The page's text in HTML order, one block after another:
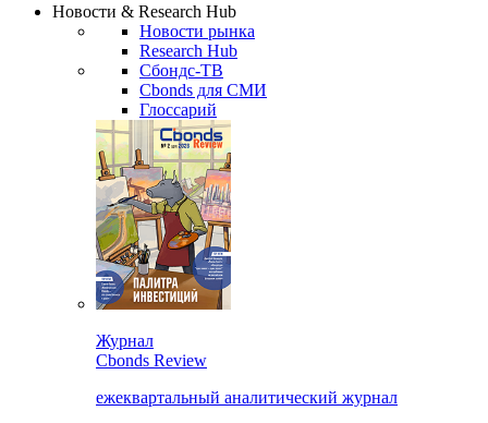
Новости & Research Hub
Новости рынка
Research Hub
Сбондс-ТВ
Cbonds для СМИ
Глоссарий
Журнал
Cbonds Review
ежеквартальный аналитический журнал